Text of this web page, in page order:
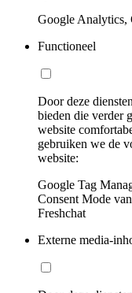
Google Analytics,
Functioneel
Door deze
bieden die verder
website
gebruiken we de
website:
Google Tag
Consent Mode
Freshchat
Externe media-